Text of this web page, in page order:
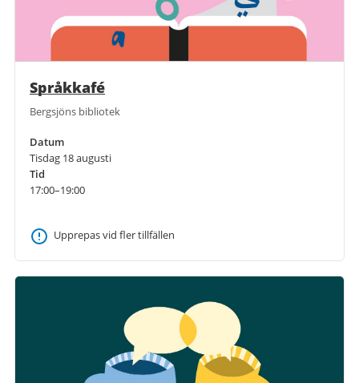
Språkkafé
Bergsjöns bibliotek
Datum
Tisdag 18 augusti
Tid
17:00–19:00
Upprepas vid fler tillfällen